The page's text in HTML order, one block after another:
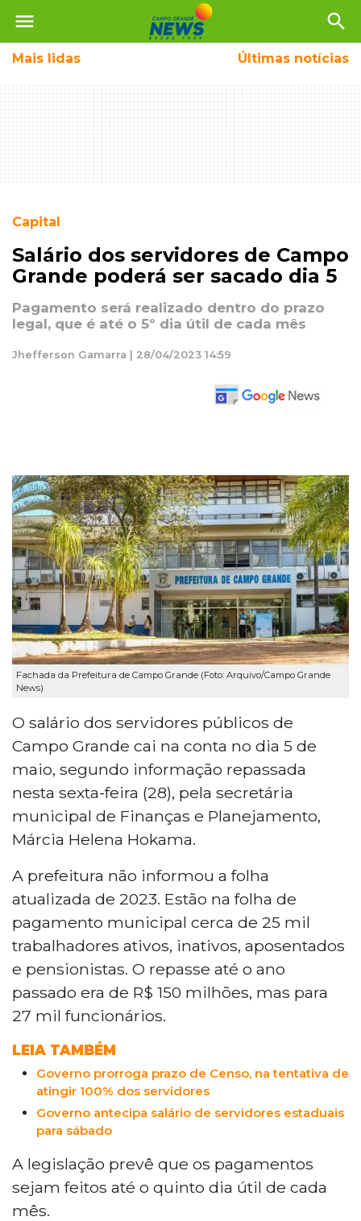
menu search
Mais lidas Últimas notícias
Capital
Salário dos servidores de Campo
Grande poderá ser sacado dia 5
Pagamento será realizado dentro do prazo
legal, que é até o 5º dia útil de cada mês
Jhefferson Gamarra | 28/04/2023 14:59
Fachada da Prefeitura de Campo Grande (Foto: Arquivo/Campo Grande
News)
O salário dos servidores públicos de
Campo Grande cai na conta no dia 5 de
maio, segundo informação repassada
nesta sexta-feira (28), pela secretária
municipal de Finanças e Planejamento,
Márcia Helena Hokama.
A prefeitura não informou a folha
atualizada de 2023. Estão na folha de
pagamento municipal cerca de 25 mil
trabalhadores ativos, inativos, aposentados
e pensionistas. O repasse até o ano
passado era de R$ 150 milhões, mas para
27 mil funcionários.
LEIA TAMBÉM
Governo prorroga prazo de Censo, na tentativa de
atingir 100% dos servidores
Governo antecipa salário de servidores estaduais
para sábado
A legislação prevê que os pagamentos
sejam feitos até o quinto dia útil de cada
mês.